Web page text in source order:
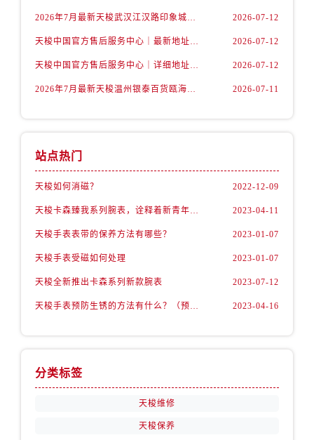
海南省三亚市吉阳区迎宾路售后服务中心（需提前预约）
河南省焦作市解放区解放路售后服务中心（需提前预约）
2026年7月最新天梭武汉江汉路印象城维修保养服务电话 2026-07-12
天梭中国官方售后服务中心｜最新地址及官方客服热线权威信息通告（2026年7月最新） 2026-07-12
天梭中国官方售后服务中心｜详细地址与售后热线权威信息通知（2026年7月最新） 2026-07-12
2026年7月最新天梭温州银泰百货瓯海店维修保养服务电话 2026-07-11
站点热门
天梭如何消磁？ 2022-12-09
天梭卡森臻我系列腕表，诠释着新青年的生活态度 2023-04-11
天梭手表表带的保养方法有哪些？ 2023-01-07
天梭手表受磁如何处理 2023-01-07
天梭全新推出卡森系列新款腕表 2023-07-12
天梭手表预防生锈的方法有什么？（预防方法） 2023-04-16
分类标签
天梭维修
天梭保养